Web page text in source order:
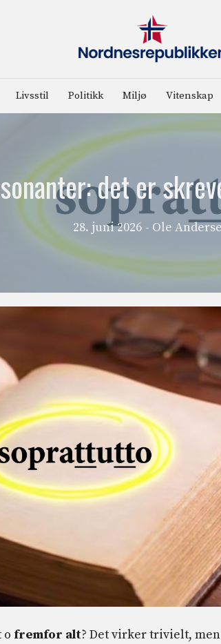
Livsstil Politikk Miljø Vitenskap
det er
28. juni 2026 - Ole
o fremfor alt? Det virker trivielt,